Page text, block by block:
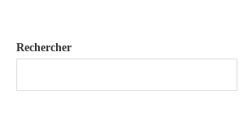
Rechercher